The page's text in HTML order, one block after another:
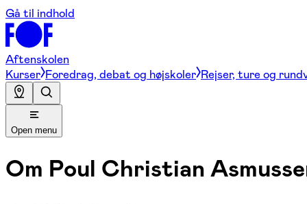
Gå til indhold
Aftenskolen
Kurser Foredrag, debat og højskoler Rejser, ture og
Open menu
Om Poul Christian